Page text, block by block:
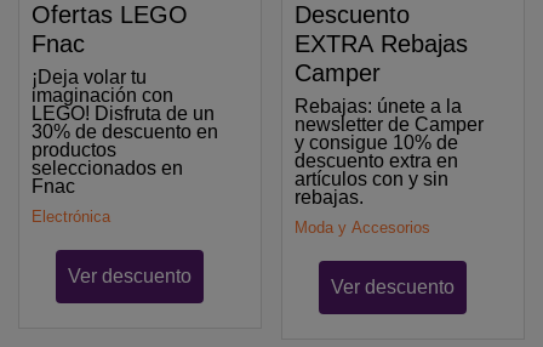
Ofertas LEGO
Fnac
¡Deja volar tu
imaginación con
LEGO! Disfruta de un
30% de descuento en
productos
seleccionados en
Fnac
Electrónica
Ver descuento
Descuento
EXTRA Rebajas
Camper
Rebajas: únete a la
newsletter de Camper
y consigue 10% de
descuento extra en
artículos con y sin
rebajas.
Moda y Accesorios
Ver descuento